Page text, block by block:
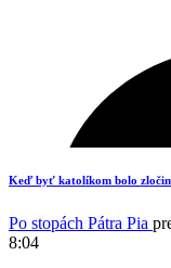
8
Keď byť katolíkom bolo
Po stopách Pátra Pia
8:04